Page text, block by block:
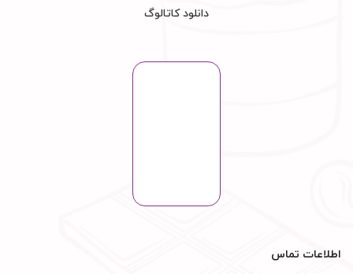
اطلاعات تماس
دانلود کاتالوگ